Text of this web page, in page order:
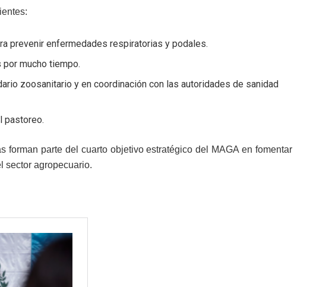
prevenir enfermedades respiratorias y podales.
mucho tiempo.
zoosanitario y en coordinación con las autoridades de sanidad
pastoreo.
parte del cuarto objetivo estratégico del MAGA en fomentar
sector agropecuario.